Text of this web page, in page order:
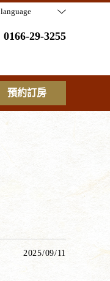
language
0166-29-3255
預約訂房
2025/09/11